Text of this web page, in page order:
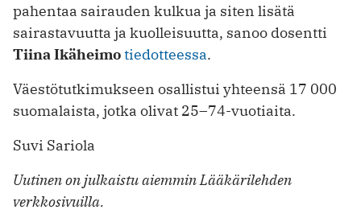
pahentaa sairauden kulkua ja siten lisätä
sairastavuutta ja kuolleisuutta, sanoo dosentti
Tiina Ikäheimotiedotteessa.
Väestötutkimukseen osallistui yhteensä 17 000
suomalaista, jotka olivat 25–74-vuotiaita.
Suvi Sariola
Uutinen on julkaistu aiemmin Lääkärilehden
verkkosivuilla.